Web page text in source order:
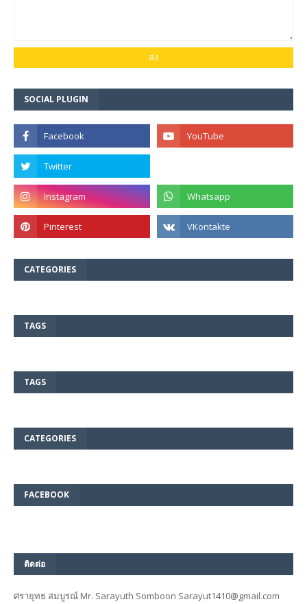
SOCIAL PLUGIN
CATEGORIES
TAGS
TAGS
CATEGORIES
FACEBOOK
ติดต่อ
ศรายุทธ สมบูรณ์ Mr. Sarayuth Somboon Sarayut1410@gmail.com